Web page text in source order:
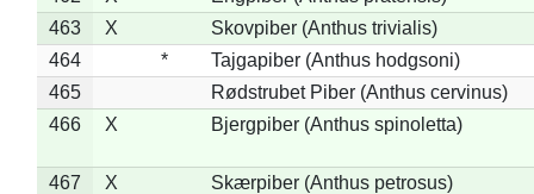
463
X
Skovpiber (Anthus trivialis)
464
*
Tajgapiber (Anthus hodgsoni)
465
Rødstrubet Piber (Anthus cervinus)
466
X Bjergpiber (Anthus spinoletta)
467 X Skærpiber (Anthus petrosus)